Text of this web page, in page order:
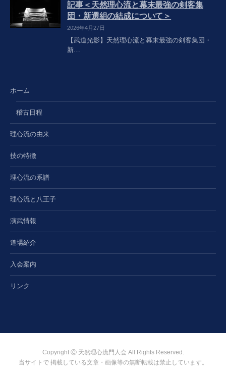
記事＜天然理心流と幕末最強の剣客集
団・新選組の結成について＞
2026年4月27日
【武道光影】天然理心流と幕末最強の剣客集団・
新…
ホーム
稽古日程
理心流の由来
技の特徴
理心流の系譜
理心流と八王子
演武情報
道場紹介
入会案内
リンク
Copyright Ⓒ 天然理心流門人会 All Rights Reserved.
当サイトで 掲載している文章・画像等の無断転載は禁止しています。